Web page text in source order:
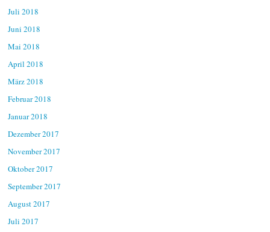
Juli 2018
Juni 2018
Mai 2018
April 2018
März 2018
Februar 2018
Januar 2018
Dezember 2017
November 2017
Oktober 2017
September 2017
August 2017
Juli 2017